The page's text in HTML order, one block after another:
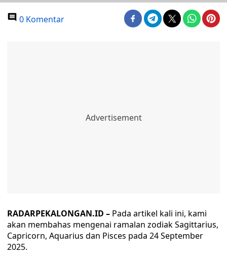
0 Komentar
RADARPEKALONGAN.ID – Pada artikel kali ini, kami
akan membahas mengenai ramalan zodiak Sagittarius,
Capricorn, Aquarius dan Pisces pada 24 September
2025.